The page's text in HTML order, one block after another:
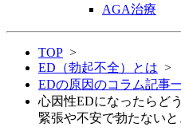
AGA治療
TOP >
ED（勃起不全）とは >
EDの原因のコラム記事
心因性EDになったらど
緊張や不安で勃たない